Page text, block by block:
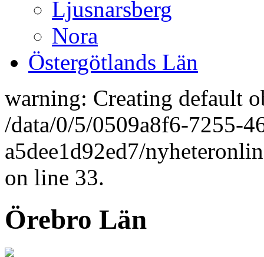
Ljusnarsberg
Nora
Östergötlands Län
warning: Creating default
/data/0/5/0509a8f6-7255-
a5dee1d92ed7/
on line 33.
Örebro Län